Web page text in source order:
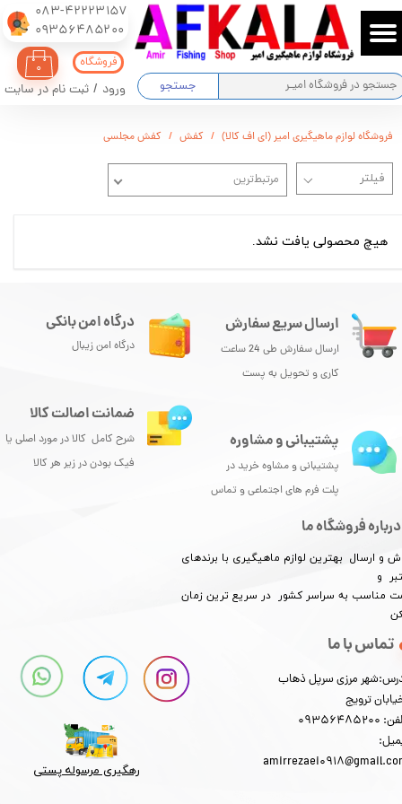
083-42223157
​​​​​​​09356485200
جستجو
۰
ورود / ثبت نام در سایت
حساب کاربری من
تغییر گذر واژه
خروج از حساب کاربری
فروشگاه
فروشگاه لوازم ماهیگیری امیر (ای اف کالا) کفش کفش مجلسی
مرتبط‌ترین
هیچ محصولی یافت نشد.
ارسال سریع سفارش
ارسال سفارش طی 24 ساعت
کاری و تحویل به پست
درباره فروشگاه ما
و ارسال بهترین لوازم ماهیگیری با برندهای
و
مناسب به سراسر کشور در سریع ترین زمان
تماس با ما
مرزی سرپل ذهاب
ترویج
درگاه امن بانکی
درگاه امن زیبال
پشتیبانی و مشاوره
پشتیبانی و مشاوه خرید در
پلت فرم های اجتماعی و تماس
ضمانت اصالت کالا
شرح کامل کالا در مورد اصلی یا
فیک بودن در زیر هر کالا
رهگیری مرسوله پستی​​​​​​​